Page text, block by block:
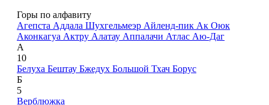
Горы по алфавиту
Агепста Аддала Шухгельмеэр Айленд-пик Ак Оюк
Аконкагуа Актру Алатау Аппалачи Атлас Аю-Даг
А
10
Белуха Бештау Бжедух Большой Тхач Борус
Б
5
Верблюжка